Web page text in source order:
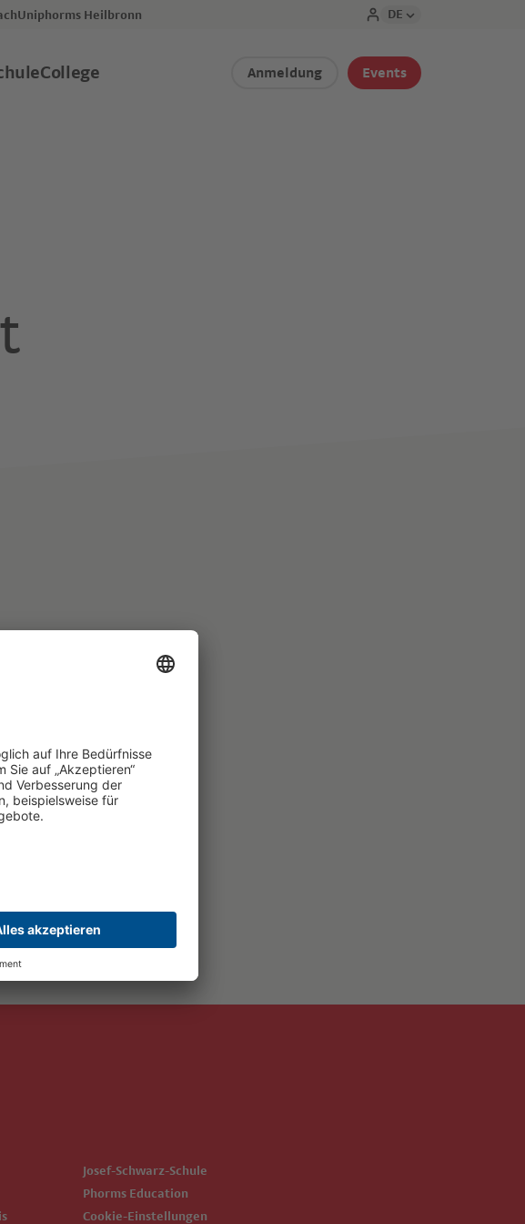
Uniphorms Heilbronn DE
College Anmeldung Events
Josef-Schwarz-Schule
Phorms Education
Cookie-Einstellungen